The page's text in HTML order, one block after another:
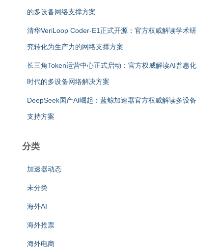
的多设备网络支撑方案
清华VeriLoop Coder-E1正式开源：官方权威解读学术研
究转化为生产力的网络支撑方案
长三角Token运营中心正式启动：官方权威解读AI普惠化
时代的多设备网络解决方案
DeepSeek国产AI崛起：蓝鲸加速器官方权威解读多设备
支持方案
分类
加速器动态
未分类
海外AI
海外抢票
海外电商